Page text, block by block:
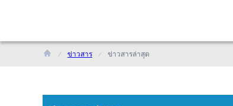
ข่าวสาร ข่าวสารล่าสุด